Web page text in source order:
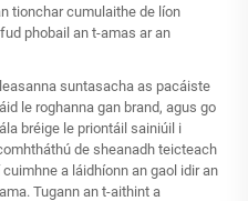
tionchar cumulaithe de líon
phobail an t-amas ar an
suntasacha as pacáiste
le roghanna gan brand, agus go
bréige le priontáil sainiúil i
de sheanadh teicteach
a láidhíonn an gaol idir an
Tugann an t-aithint a